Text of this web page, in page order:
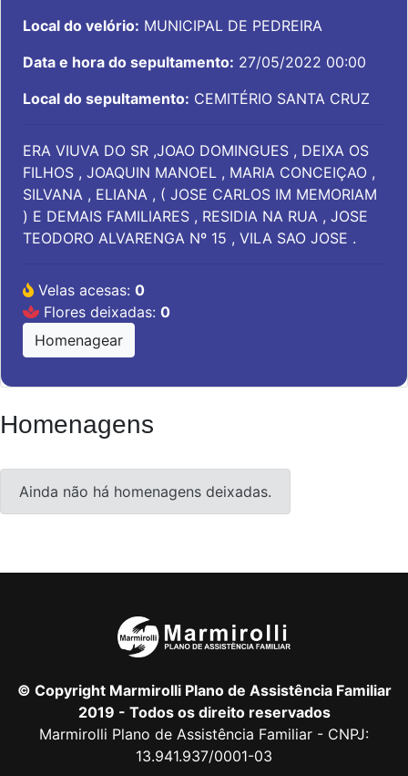
Local do velório: MUNICIPAL DE PEDREIRA
Data e hora do sepultamento: 27/05/2022 00:00
Local do sepultamento: CEMITÉRIO SANTA CRUZ
ERA VIUVA DO SR ,JOAO DOMINGUES , DEIXA OS
FILHOS , JOAQUIN MANOEL , MARIA CONCEIÇAO ,
SILVANA , ELIANA , ( JOSE CARLOS IM MEMORIAM
) E DEMAIS FAMILIARES , RESIDIA NA RUA , JOSE
TEODORO ALVARENGA Nº 15 , VILA SAO JOSE .
Velas acesas: 0
Flores deixadas: 0
Homenagear
Homenagens
Ainda não há homenagens deixadas.
© Copyright Marmirolli Plano de Assistência Familiar
2019 - Todos os direito reservados
Marmirolli Plano de Assistência Familiar - CNPJ:
13.941.937/0001-03